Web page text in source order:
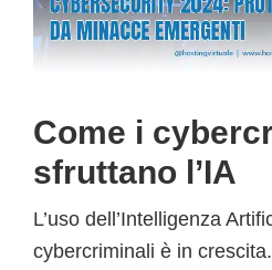
Come i
sfruttano l’IA
L’uso dell’Intelligenza
cybercriminali è in